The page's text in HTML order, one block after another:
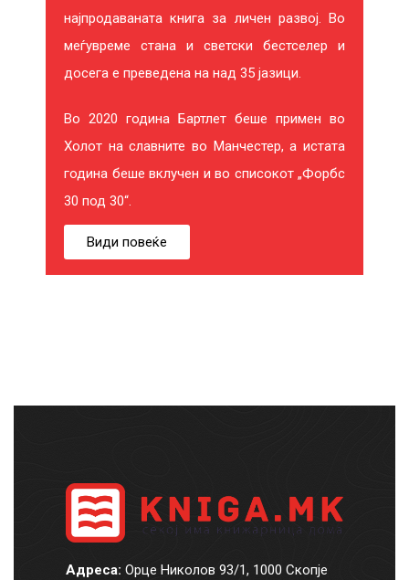
најпродаваната книга за личен развој. Во
меѓувреме стана и светски бестселер и
досега е преведена на над 35 јазици.
Во 2020 година Бартлет беше примен во
Холот на славните во Манчестер, а истата
година беше вклучен и во списокот „Форбс
30 под 30“.
Види повеќе
Адреса: Орце Николов 93/1, 1000 Скопје